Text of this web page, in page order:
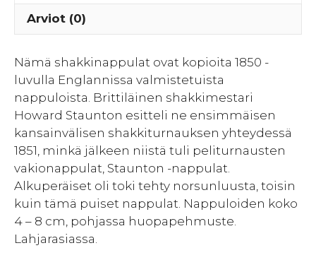
Arviot (0)
Nämä shakkinappulat ovat kopioita 1850 -
luvulla Englannissa valmistetuista
nappuloista. Brittiläinen shakkimestari
Howard Staunton esitteli ne ensimmäisen
kansainvälisen shakkiturnauksen yhteydessä
1851, minkä jälkeen niistä tuli peliturnausten
vakionappulat, Staunton -nappulat.
Alkuperäiset oli toki tehty norsunluusta, toisin
kuin tämä puiset nappulat. Nappuloiden koko
4 – 8 cm, pohjassa huopapehmuste.
Lahjarasiassa.